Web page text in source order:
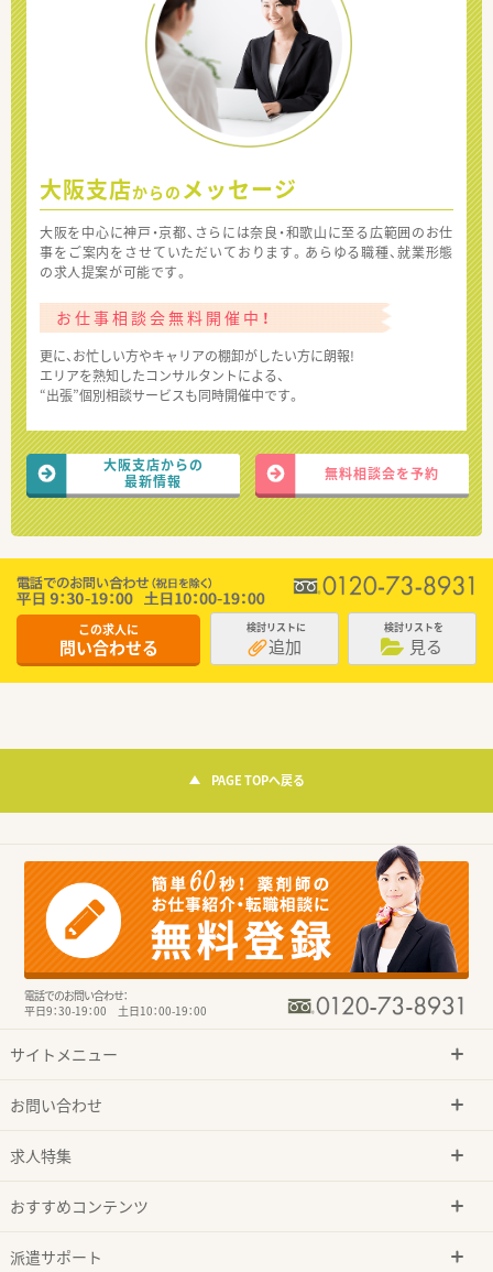
大阪支店からの メッセージ
大阪を中心に神戸・京都、さらには奈良・和歌山に至る広範囲のお仕
事をご案内をさせていただいております。あらゆる職種、就業形態
の求人提案が可能です。
お仕事相談会無料開催中！
更に、お忙しい方やキャリアの棚卸がしたい方に朗報!
エリアを熟知したコンサルタントによる、
“出張”個別相談サービスも同時開催中です。
大阪支店からの
最新情報
無料相談会を予約
この求人に
問い合わせる
検討リストに
追加
検討リストを
見る
PAGE TOPへ戻る
電話でのお問い合わせ：
平日9：30-19：00 土日10：00-19：00
サイトメニュー
お問い合わせ
求人特集
おすすめコンテンツ
派遣サポート